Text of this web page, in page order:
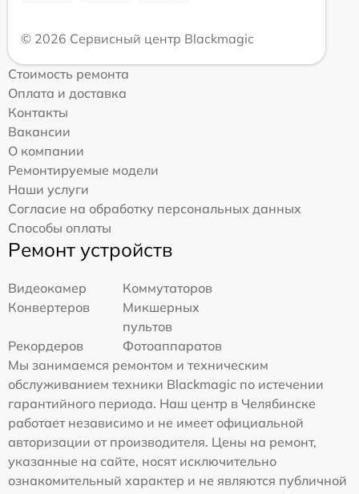
© 2026 Сервисный центр Blackmagic
Стоимость ремонта
Оплата и доставка
Контакты
Вакансии
О компании
Ремонтируемые модели
Наши услуги
Согласие на обработку персональных данных
Способы оплаты
Ремонт устройств
Видеокамер
Коммутаторов
Конвертеров
Микшерных
пультов
Рекордеров
Фотоаппаратов
Мы занимаемся ремонтом и техническим
обслуживанием техники Blackmagic по истечении
гарантийного периода. Наш центр в Челябинске
работает независимо и не имеет официальной
авторизации от производителя. Цены на ремонт,
указанные на сайте, носят исключительно
ознакомительный характер и не являются публичной